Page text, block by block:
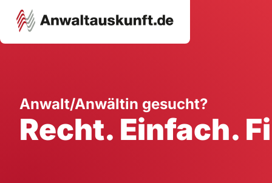
Ausbildung
Handwerk
Dienstleistung
Anwalt/Anwältin gesucht?
Recht. Einfach.